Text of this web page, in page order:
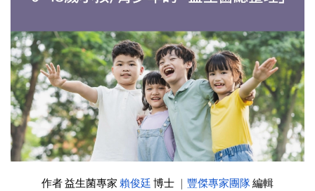
作者 益生菌專家 賴俊廷 博士 ｜ 豐傑專家團隊編輯